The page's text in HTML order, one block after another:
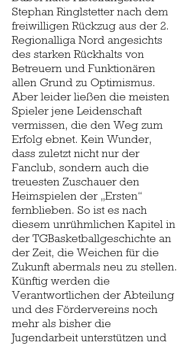
Stephan Ringlstetter nach dem
freiwilligen Rückzug aus der 2.
Regionalliga Nord angesichts
des starken Rückhalts von
Betreuern und Funktionären
allen Grund zu Optimismus.
Aber leider ließen die meisten
Spieler jene Leidenschaft
vermissen, die den Weg zum
Erfolg ebnet. Kein Wunder,
dass zuletzt nicht nur der
Fanclub, sondern auch die
treuesten Zuschauer den
Heimspielen der „Ersten“
fernblieben. So ist es nach
diesem unrühmlichen Kapitel in
der TGBasketballgeschichte an
der Zeit, die Weichen für die
Zukunft abermals neu zu stellen.
Künftig werden die
Verantwortlichen der Abteilung
und des Fördervereins noch
mehr als bisher die
Jugendarbeit unterstützen und